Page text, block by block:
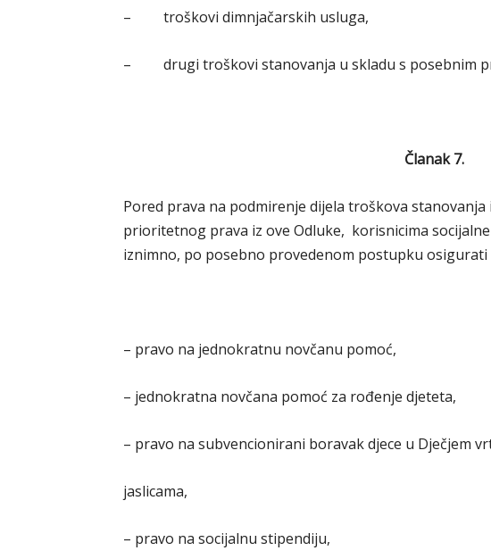
– troškovi dimnjačarskih usluga,
– drugi troškovi stanovanja u skladu s posebnim
Članak 7.
Pored prava na podmirenje dijela troškova
prioritetnog prava iz ove Odluke, korisnicima
iznimno, po posebno provedenom postupku
– pravo na jednokratnu novčanu pomoć,
– jednokratna novčana pomoć za rođenje djeteta,
– pravo na subvencionirani boravak djece u Dječjem
jaslicama,
– pravo na socijalnu stipendiju,